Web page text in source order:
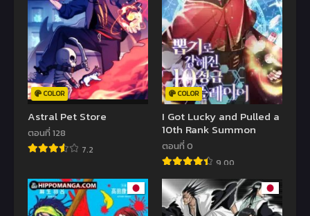
COLOR
Astral Pet Store
ตอนที่ 128
7.2
COLOR
I Got Lucky and Pulled a
10th Rank Summon
ตอนที่ 0
9.00